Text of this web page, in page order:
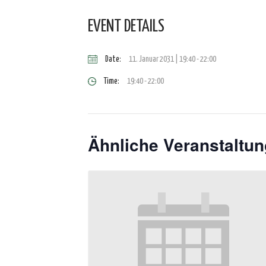
EVENT DETAILS
Date: 11. Januar 2031 | 19:40-22:00
Time: 19:40 - 22:00
Ähnliche